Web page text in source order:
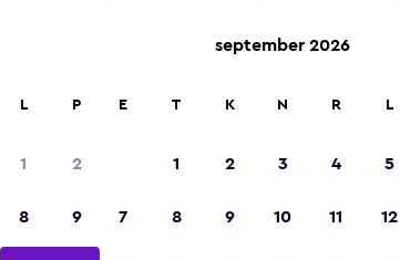
L P
1 2
8 9
september 2026
E T K N R L
1 2 3 4 5
7 8 9 10 11 12